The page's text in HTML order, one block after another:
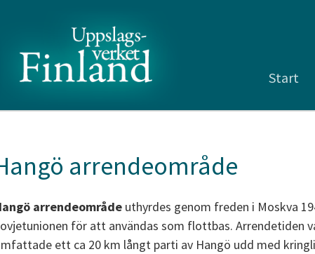
Start
arrendeområde
arrendeområde uthyrdes genom freden i Moskva
för att användas som flottbas. Arrendetiden
ett ca 20 km långt parti av Hangö udd med